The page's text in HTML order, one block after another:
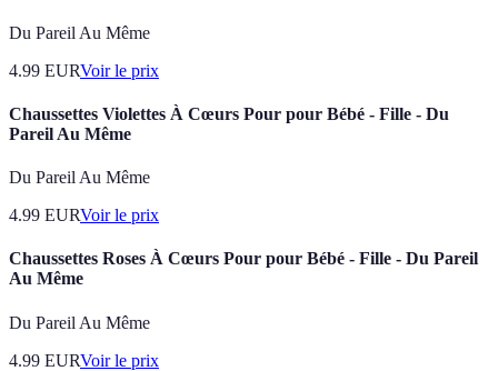
Du Pareil Au Même
4.99 EURVoir le prix
Chaussettes Violettes À Cœurs Pour pour Bébé - Fille - Du
Pareil Au Même
Du Pareil Au Même
4.99 EURVoir le prix
Chaussettes Roses À Cœurs Pour pour Bébé - Fille - Du Pareil
Au Même
Du Pareil Au Même
4.99 EURVoir le prix